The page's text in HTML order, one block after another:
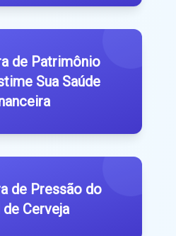
de Patrimônio
Sua Saúde
de Pressão do
Cerveja